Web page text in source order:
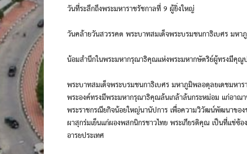
วันที่ระลึกถึงพระมหาราชรัชกาลที่ 9 ผู้ยิ่งใหญ่
วันคล้ายวันสวรรคต พระบาทสมเด็จพระบรมชนกาธิเบศร มห
น้อมสำนึกในพระมหากรุณาธิคุณแห่งพระมหากษัตริย์ผู้ทรงมีคุ
พระบาทสมเด็จพระบรมชนกาธิเบศร มหาภูมิพลอดุลยเดชมหา
พระองค์ทรงมีพระมหากรุณาธิคุณล้นเกล้าล้นกระหม่อม แก่อา
พระราชกรณียกิจน้อยใหญ่นานัปการ เพื่อความวิวัฒน์พัฒนาขอ
ผาสุกร่มเย็นแก่ผองพสกนิกรชาวไทย พระเกียรติคุณ เป็นที่แช่ซ้
อารยประเทศ